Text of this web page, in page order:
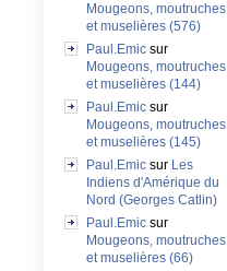
Mougeons, moutruches
et muselières (576)
Paul.Emic sur
Mougeons, moutruches
et muselières (144)
Paul.Emic sur
Mougeons, moutruches
et muselières (145)
Paul.Emic sur Les
Indiens d'Amérique du
Nord (Georges Catlin)
Paul.Emic sur
Mougeons, moutruches
et muselières (66)